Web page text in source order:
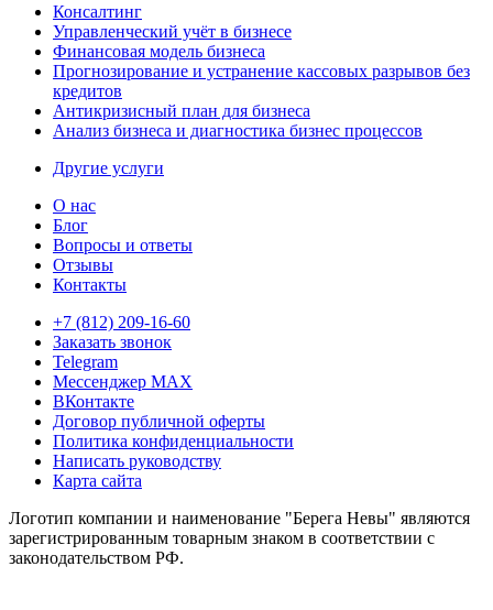
Консалтинг
Управленческий учёт в бизнесе
Финансовая модель бизнеса
Прогнозирование и устранение кассовых разрывов без
кредитов
Антикризисный план для бизнеса
Анализ бизнеса и диагностика бизнес процессов
Другие услуги
О нас
Блог
Вопросы и ответы
Отзывы
Контакты
+7 (812) 209-16-60
Заказать звонок
Telegram
Мессенджер MAX
ВКонтакте
Договор публичной оферты
Политика конфиденциальности
Написать руководству
Карта сайта
Логотип компании и наименование "Берега Невы" являются
зарегистрированным товарным знаком в соответствии с
законодательством РФ.